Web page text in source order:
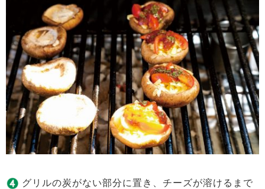
グリルの炭がない部分に置き、チーズが溶けるまで